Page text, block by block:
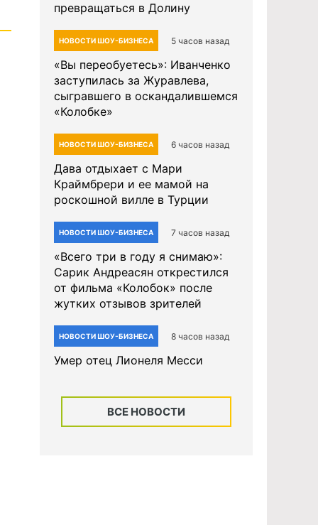
превращаться в Долину
НОВОСТИ ШОУ-БИЗНЕСА 5 часов назад
«Вы переобуетесь»: Иванченко
заступилась за Журавлева,
сыгравшего в оскандалившемся
«Колобке»
НОВОСТИ ШОУ-БИЗНЕСА 6 часов назад
Дава отдыхает с Мари
Краймбрери и ее мамой на
роскошной вилле в Турции
НОВОСТИ ШОУ-БИЗНЕСА 7 часов назад
«Всего три в году я снимаю»:
Сарик Андреасян открестился
от фильма «Колобок» после
жутких отзывов зрителей
НОВОСТИ ШОУ-БИЗНЕСА 8 часов назад
Умер отец Лионеля Месси
ВСЕ НОВОСТИ